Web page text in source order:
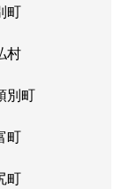
町
村
別町
町
町